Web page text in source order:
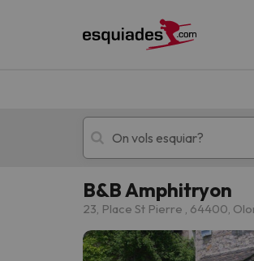
Esquí
B&B Amphitryon
23, Place St Pierre , 64400,